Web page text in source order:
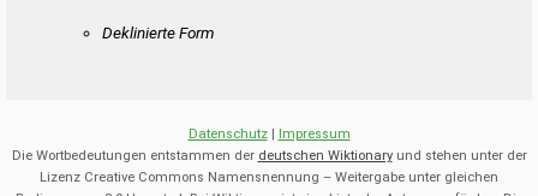
Deklinierte Form
Datenschutz| Impressum
Die Wortbedeutungen entstammen der deutschen Wiktionaryund stehen unter der
Lizenz Creative Commons Namensnennung – Weitergabe unter gleichen